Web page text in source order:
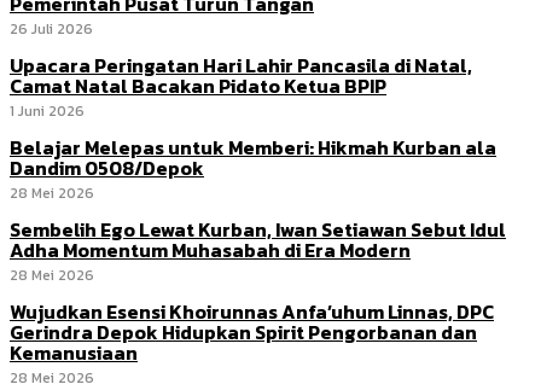
26 Juli 2026
Upacara Peringatan Hari Lahir Pancasila di Natal,
Camat Natal Bacakan Pidato Ketua BPIP
1 Juni 2026
Belajar Melepas untuk Memberi: Hikmah Kurban ala
Dandim 0508/Depok
28 Mei 2026
Sembelih Ego Lewat Kurban, Iwan Setiawan Sebut Idul
Adha Momentum Muhasabah di Era Modern
28 Mei 2026
Wujudkan Esensi Khoirunnas Anfa’uhum Linnas, DPC
Gerindra Depok Hidupkan Spirit Pengorbanan dan
Kemanusiaan
28 Mei 2026